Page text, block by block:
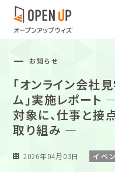
お知らせ
「オンライン会社
ム」実施レポート
対象に、仕事と接
取り組み ―
2026年04月03日 イベ